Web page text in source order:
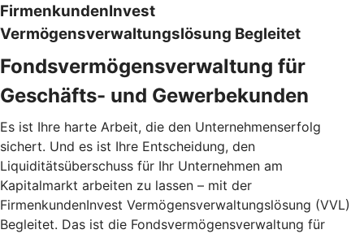
FirmenkundenInvest
Vermögensverwaltungslösung Begleitet
Fondsvermögensverwaltung für
Geschäfts- und Gewerbekunden
Es ist Ihre harte Arbeit, die den Unternehmenserfolg
sichert. Und es ist Ihre Entscheidung, den
Liquiditätsüberschuss für Ihr Unternehmen am
Kapitalmarkt arbeiten zu lassen – mit der
FirmenkundenInvest Vermögensverwaltungslösung (VVL)
Begleitet. Das ist die Fondsvermögensverwaltung für